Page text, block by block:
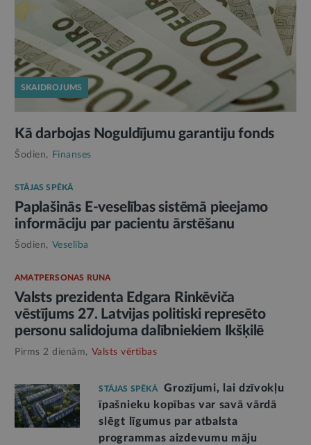
SKAIDROJUMS
Kā darbojas Noguldījumu garantiju fonds
Šodien, Finanses
STĀJAS SPĒKĀ
Paplašinās E-veselības sistēmā pieejamo
informāciju par pacientu ārstēšanu
Šodien, Veselība
AMATPERSONAS RUNA
Valsts prezidenta Edgara Rinkēviča
vēstījums 27. Latvijas politiski represēto
personu salidojuma dalībniekiem Ikšķilē
Pirms 2 dienām, Valsts vērtības
STĀJAS SPĒKĀ
Grozījumi, lai dzīvokļu
īpašnieku kopības var savā vārdā
slēgt līgumus par atbalsta
programmas aizdevumu māju